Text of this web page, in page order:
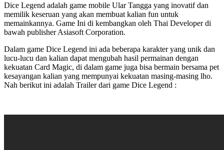
Dice Legend adalah game mobile Ular Tangga yang inovatif dan
memilik keseruan yang akan membuat kalian fun untuk
memainkannya. Game Ini di kembangkan oleh Thai Developer di
bawah publisher Asiasoft Corporation.
Dalam game Dice Legend ini ada beberapa karakter yang unik dan
lucu-lucu dan kalian dapat mengubah hasil permainan dengan
kekuatan Card Magic, di dalam game juga bisa bermain bersama pet
kesayangan kalian yang mempunyai kekuatan masing-masing lho.
Nah berikut ini adalah Trailer dari game Dice Legend :